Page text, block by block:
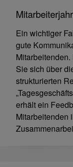
Ein wichtiger
gute
Sie sich über
strukturierten
erhält ein
Mitarbeitenden